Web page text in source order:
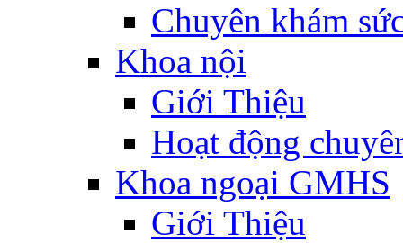
Chuyên khám
Khoa nội
Giới Thiệu
Hoạt động
Khoa ngoại GMHS
Giới Thiệu